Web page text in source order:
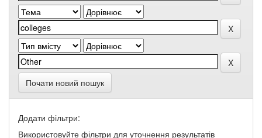
Почати новий пошук
Додати фільтри:
Використовуйте фільтри для уточнення результатів